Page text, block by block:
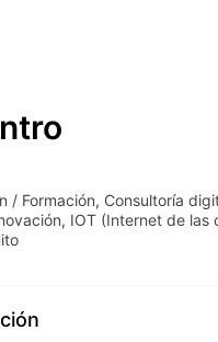
/ Formación, Consultoría
, IOT (Internet de las